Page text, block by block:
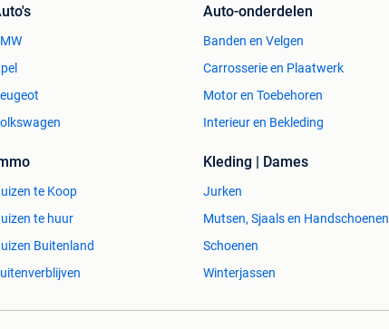
Auto-onderdelen
Banden en Velgen
Carrosserie en Plaatwerk
Motor en Toebehoren
Interieur en Bekleding
te Koop
te huur
Buitenland
Kleding | Dames
Jurken
Mutsen, Sjaals en Handschoenen
Schoenen
Winterjassen